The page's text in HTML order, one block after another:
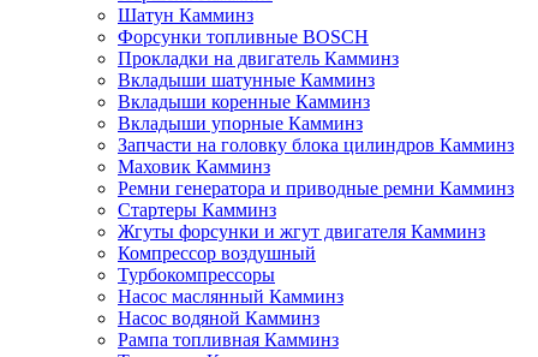
Шатун Камминз
Форсунки топливные BOSCH
Прокладки на двигатель Камминз
Вкладыши шатунные Камминз
Вкладыши коренные Камминз
Вкладыши упорные Камминз
Запчасти на головку блока цилиндров Камминз
Маховик Камминз
Ремни генератора и приводные ремни Камминз
Стартеры Камминз
Жгуты форсунки и жгут двигателя Камминз
Компрессор воздушный
Турбокомпрессоры
Насос маслянный Камминз
Насос водяной Камминз
Рампа топливная Камминз